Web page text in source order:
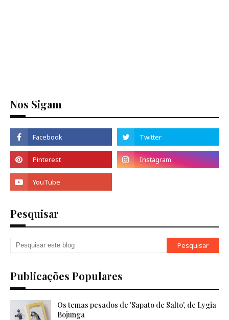
Nos Sigam
Pesquisar
Publicações Populares
Os temas pesados de 'Sapato de Salto', de Lygia
Bojunga